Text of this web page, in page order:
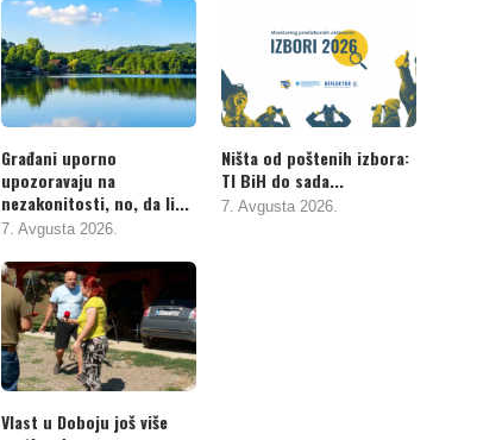
Građani uporno
upozoravaju na
nezakonitosti, no, da li...
7. Avgusta 2026.
Ništa od poštenih izbora:
TI BiH do sada...
7. Avgusta 2026.
Vlast u Doboju još više